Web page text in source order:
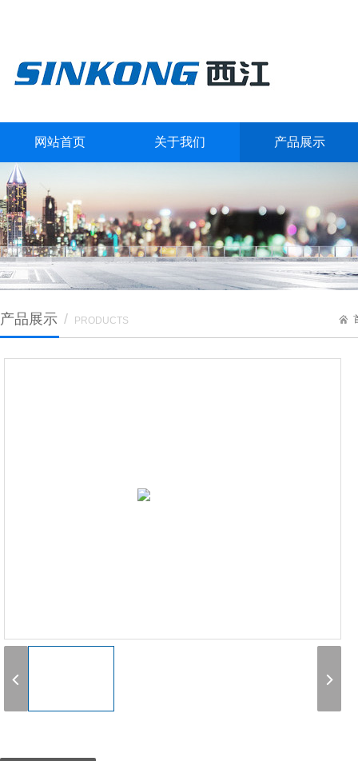
网站首页 关于我们 产品展示
产品展示 / PRODUCTS